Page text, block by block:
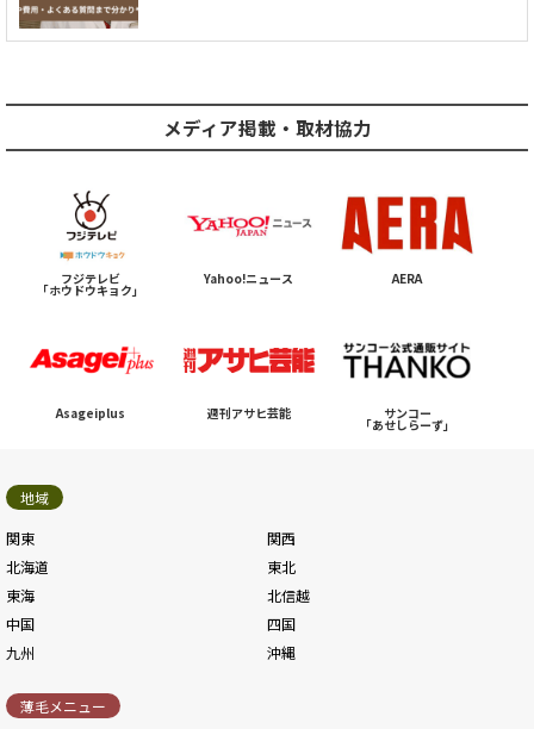
メディア掲載・取材協力
フジテレビ
「ホウドウキョク」
Yahoo!ニュース AERA
Asageiplus 週刊アサヒ芸能 サンコー
「あせしらーず」
地域
関東
関西
北海道
東北
東海
北信越
中国
四国
九州
沖縄
薄毛メニュー